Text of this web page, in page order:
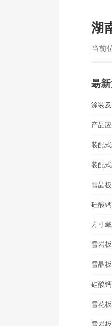
湖
当前
朂
涂装
产品
装配
装配
雪晶
硅酸
方寸
雪岩
雪晶
硅酸
雪花
雪岩